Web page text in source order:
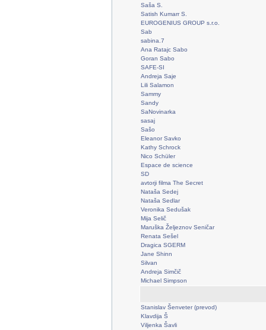
Saša S.
Satish Kumarr S.
EUROGENIUS GROUP s.r.o.
Sab
sabina.7
Ana Ratajc Sabo
Goran Sabo
SAFE-SI
Andreja Saje
Lili Salamon
Sammy
Sandy
SaNovinarka
sasaj
Sašo
Eleanor Savko
Kathy Schrock
Nico Schüler
Espace de science
SD
avtorji filma The Secret
Nataša Sedej
Nataša Sedlar
Veronika Sedušak
Mija Selič
Maruška Željeznov Seničar
Renata Sešel
Dragica SGERM
Jane Shinn
Silvan
Andreja Simčič
Michael Simpson
Stanislav Šenveter (prevod)
Klavdija Š
Viljenka Šavli